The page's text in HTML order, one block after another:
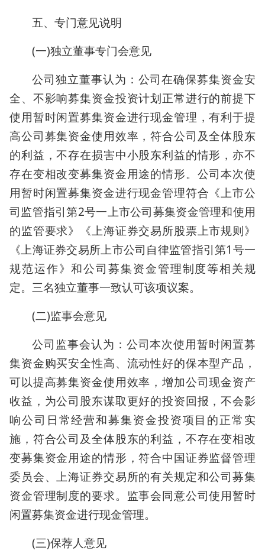
五、专门意见说明
(一)独立董事专门会意见
公司独立董事认为：公司在确保募集资金安
全、不影响募集资金投资计划正常进行的前提下
使用暂时闲置募集资金进行现金管理，有利于提
高公司募集资金使用效率，符合公司及全体股东
的利益，不存在损害中小股东利益的情形，亦不
存在变相改变募集资金用途的情形。公司本次使
用暂时闲置募集资金进行现金管理符合《上市公
司监管指引第2号一上市公司募集资金管理和使用
的监管要求》《上海证券交易所股票上市规则》
《上海证券交易所上市公司自律监管指引第1号一
规范运作》和公司募集资金管理制度等相关规
定。三名独立董事一致认可该项议案。
(二)监事会意见
公司监事会认为：公司本次使用暂时闲置募
集资金购买安全性高、流动性好的保本型产品，
可以提高募集资金使用效率，增加公司现金资产
收益，为公司股东谋取更好的投资回报，不会影
响公司日常经营和募集资金投资项目的正常实
施，符合公司及全体股东的利益，不存在变相改
变募集资金用途的情形，符合中国证券监督管理
委员会、上海证券交易所的有关规定和公司募集
资金管理制度的要求。监事会同意公司使用暂时
闲置募集资金进行现金管理。
(三)保荐人意见